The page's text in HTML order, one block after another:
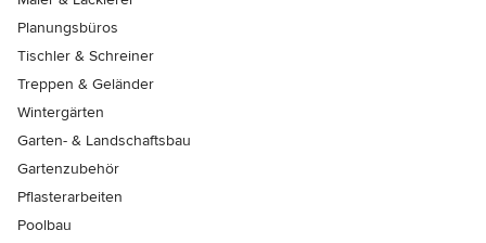
Planungsbüros
Tischler & Schreiner
Treppen & Geländer
Wintergärten
Garten- & Landschaftsbau
Gartenzubehör
Pflasterarbeiten
Poolbau